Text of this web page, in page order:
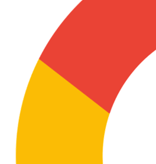
La Sole en
Cadena 3